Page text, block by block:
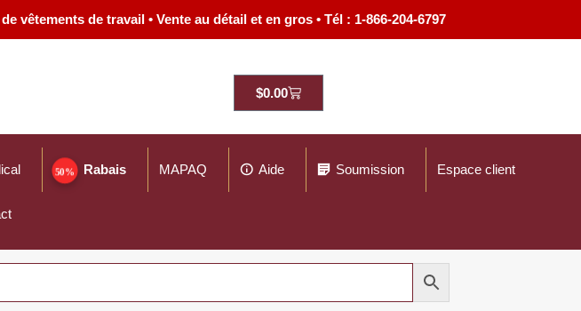
de travail • Vente au détail et en gros • Tél : 1-866-204-6797
$0.00Panier
Rabais MAPAQ Aide Soumission Espace client
à
$70.43
Oxford
:
Tenue
Service